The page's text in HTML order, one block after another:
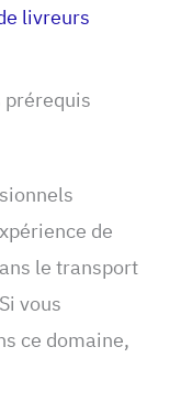
livreurs
prérequis
de
le transport
vous
ce domaine,